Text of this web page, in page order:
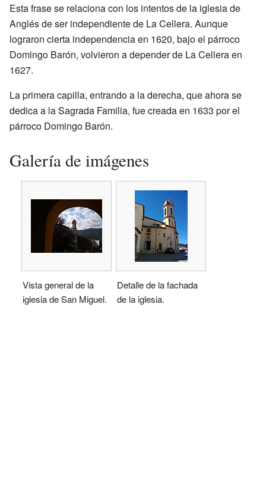
Esta frase se relaciona con los intentos de la iglesia de
Anglés de ser independiente de La Cellera. Aunque
lograron cierta independencia en 1620, bajo el párroco
Domingo Barón, volvieron a depender de La Cellera en
1627.
La primera capilla, entrando a la derecha, que ahora se
dedica a la Sagrada Familia, fue creada en 1633 por el
párroco Domingo Barón.
Galería de imágenes
Vista general de la
iglesia de San Miguel.
Detalle de la fachada
de la iglesia.